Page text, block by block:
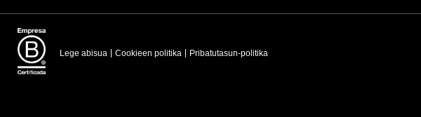
Lege abisua Cookieen politika Pribatutasun-politika